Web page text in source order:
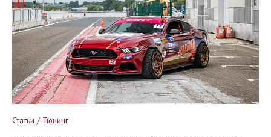
Статьи / Тюнинг